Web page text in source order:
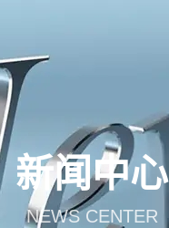
新闻中心
NEWS CENTER